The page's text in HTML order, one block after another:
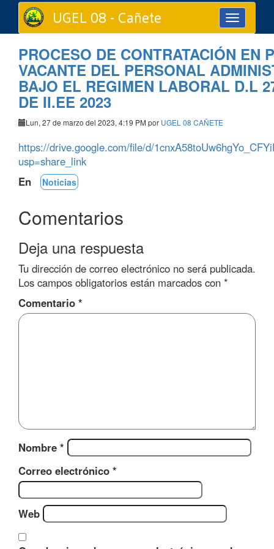
Toggle
navigation
UGEL 08 - Cañete
PROCESO DE CONTRATACIÓN EN
VACANTE DEL PERSONAL
BAJO EL REGIMEN LABORAL D.L
DE II.EE 2023
Lun, 27 de marzo del 2023, 4:19 PM por UGEL 08 CAÑETE
https://drive.google.com/file/d/
usp=share_link
En
Noticias
Comentarios
Deja una respuesta
Tu dirección de correo electrónico no será publicada.
Los campos obligatorios están marcados con *
Comentario *
Nombre *
Correo electrónico *
Web